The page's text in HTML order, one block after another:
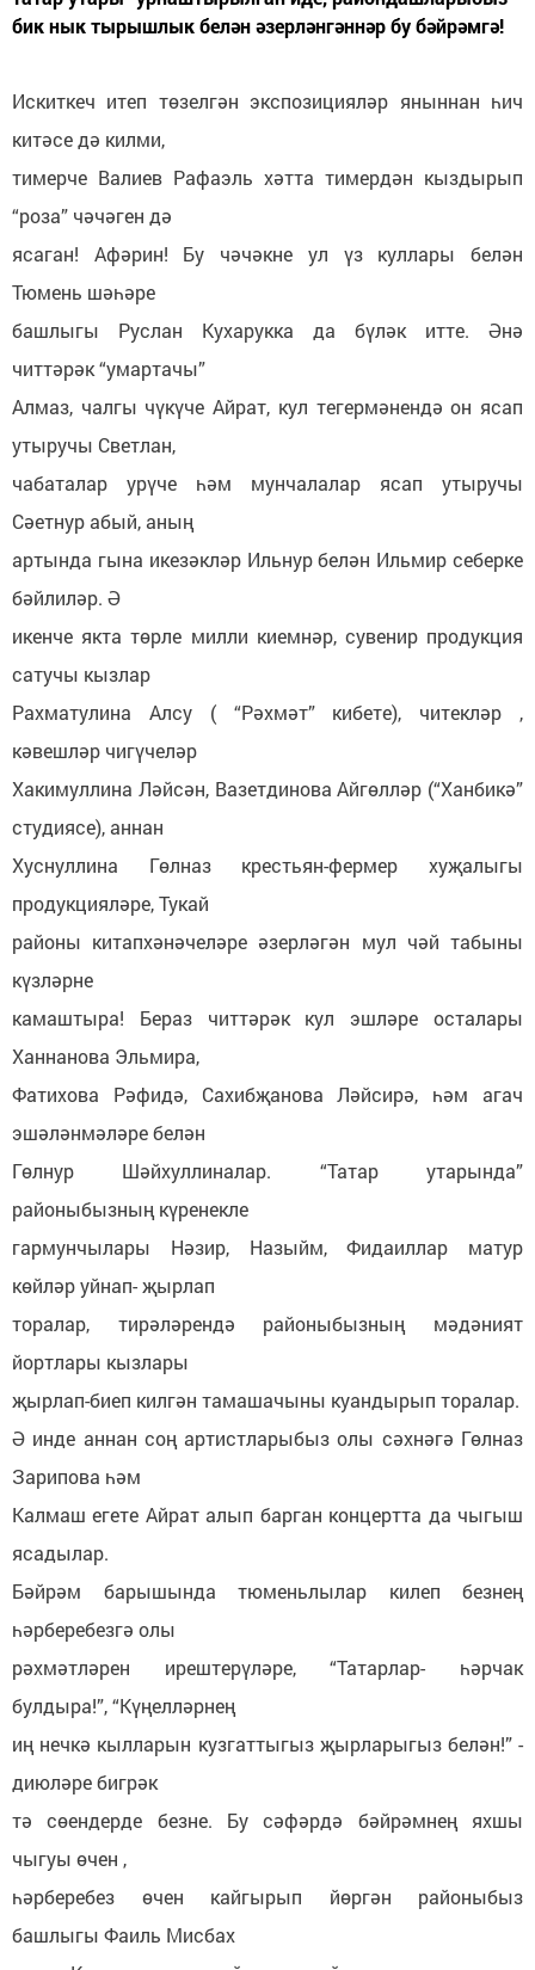
бик нык тырышлык белән әзерләнгәннәр бу бәйрәмгә!
Искиткеч итеп төзелгән экспозицияләр яныннан һич
китәсе дә килми,
тимерче Валиев Рафаэль хәтта тимердән кыздырып
“роза” чәчәген дә
ясаган! Афәрин! Бу чәчәкне ул үз куллары белән
Тюмень шәһәре
башлыгы Руслан Кухарукка да бүләк итте. Әнә
читтәрәк “умартачы”
Алмаз, чалгы чүкүче Айрат, кул тегермәнендә он ясап
утыручы Светлан,
чабаталар урүче һәм мунчалалар ясап утыручы
Сәетнур абый, аның
артында гына икезәкләр Ильнур белән Ильмир себерке
бәйлиләр. Ә
икенче якта төрле милли киемнәр, сувенир продукция
сатучы кызлар
Рахматулина Алсу ( “Рәхмәт” кибете), читекләр ,
кәвешләр чигүчеләр
Хакимуллина Ләйсән, Вазетдинова Айгөлләр (“Ханбикә”
студиясе), аннан
Хуснуллина Гөлназ крестьян-фермер хуҗалыгы
продукцияләре, Тукай
районы китапхәнәчеләре әзерләгән мул чәй табыны
күзләрне
камаштыра! Бераз читтәрәк кул эшләре осталары
Ханнанова Эльмира,
Фатихова Рәфидә, Сахибҗанова Ләйсирә, һәм агач
эшәләнмәләре белән
Гөлнур Шәйхуллиналар. “Татар утарында”
районыбызның күренекле
гармунчылары Нәзир, Назыйм, Фидаиллар матур
көйләр уйнап- җырлап
торалар, тирәләрендә районыбызның мәдәният
йортлары кызлары
җырлап-биеп килгән тамашачыны куандырып торалар.
Ә инде аннан соң артистларыбыз олы сәхнәгә Гөлназ
Зарипова һәм
Калмаш егете Айрат алып барган концертта да чыгыш
ясадылар.
Бәйрәм барышында тюменьлылар килеп безнең
һәрберебезгә олы
рәхмәтләрен ирештерүләре, “Татарлар- һәрчак
булдыра!”, “Күңелләрнең
иң нечкә кылларын кузгаттыгыз җырларыгыз белән!” -
диюләре бигрәк
тә сөендерде безне. Бу сәфәрдә бәйрәмнең яхшы
чыгуы өчен ,
һәрберебез өчен кайгырып йөргән районыбыз
башлыгы Фаиль Мисбах